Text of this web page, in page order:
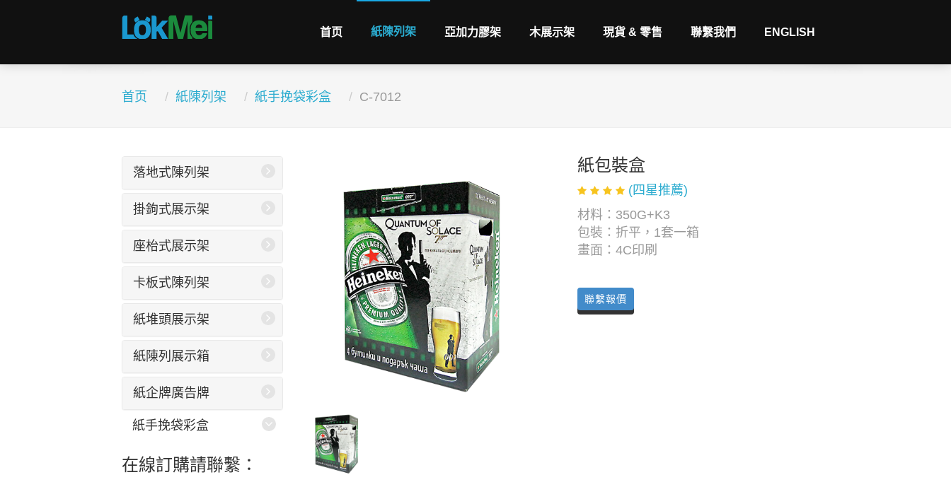
首页 紙陳列架 亞加力膠架 木展示架 現貨 & 零售 聯繫我們 ENGLISH
首页 紙陳列架 紙手挽袋彩盒 C-7012
落地式陳列架
掛鉤式展示架
座枱式展示架
卡板式陳列架
紙堆頭展示架
紙陳列展示箱
紙企牌廣告牌
紙手挽袋彩盒
在線訂購請聯繫：
紙包裝盒
(四星推薦)
材料：350G+K3
包裝：折平，1套一箱
畫面：4C印刷
聯繫報價